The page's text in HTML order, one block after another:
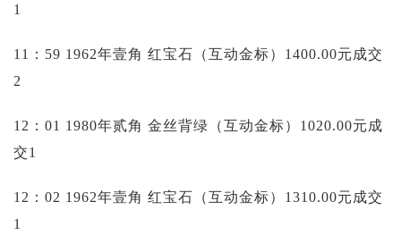
1
11：59 1962年壹角 红宝石（互动金标）1400.00元成交
2
12：01 1980年贰角 金丝背绿（互动金标）1020.00元成
交1
12：02 1962年壹角 红宝石（互动金标）1310.00元成交
1